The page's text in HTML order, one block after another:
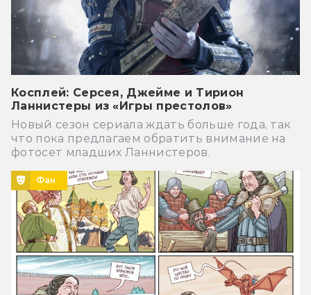
Косплей: Серсея, Джейме и Тирион
Ланнистеры из «Игры престолов»
Новый сезон сериала ждать больше года, так
что пока предлагаем обратить внимание на
фотосет младших Ланнистеров.
Фан